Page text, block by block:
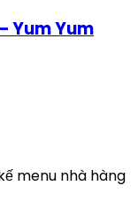
Yum Yum
menu nhà hàng